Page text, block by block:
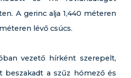
A gerinc alja 1,440 méteren
lévő csúcs.
vezető hírként szerepelt,
beszakadt a szűz hómező és